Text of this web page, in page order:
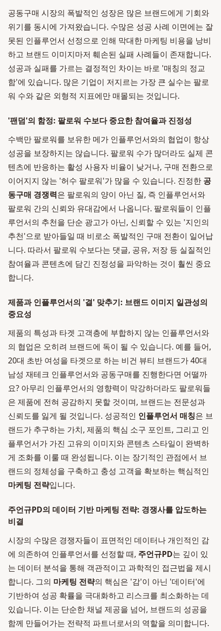
공동구매 시장의 폭발적인 성장은 많은 브랜드에게 기회와
위기를 동시에 가져왔습니다. 수많은 성공 사례 이면에는 잘
못된 인플루언서 선정으로 인해 막대한 마케팅 비용을 낭비
하고 브랜드 이미지마저 훼손된 실패 사례들이 존재합니다.
성공과 실패를 가르는 결정적인 차이는 바로 '매칭의 정교
함'에 있습니다. 많은 기업이 저지르는 가장 큰 실수는 팔로
워 수와 같은 외형적 지표에만 매몰되는 것입니다.
'팬덤'의 함정: 팔로워 수보다 중요한 참여율과 진정성
수백만 팔로워를 보유한 메가 인플루언서와의 협업이 항상
성공을 보장하지는 않습니다. 팔로워 수가 많더라도 실제 콘
텐츠에 반응하는 활성 사용자 비율이 낮거나, 구매 전환으로
이어지지 않는 '허수 팔로워'가 많을 수 있습니다. 진정한 공
동구매 경쟁력은 팔로워의 양이 아닌 질, 즉 인플루언서와
팔로워 간의 신뢰와 유대감에서 나옵니다. 팔로워들이 인플
루언서의 추천을 단순 광고가 아닌, 신뢰할 수 있는 '지인의
추천'으로 받아들일 때 비로소 폭발적인 구매 전환이 일어납
니다. 따라서 팔로워 수보다는 댓글, 공유, 저장 등 실질적인
참여율과 콘텐츠에 담긴 진정성을 파악하는 것이 훨씬 중요
합니다.
제품과 인플루언서의 '결' 맞추기: 브랜드 이미지 일관성의
중요성
제품의 특성과 타겟 고객층에 부합하지 않는 인플루언서와
의 협업은 오히려 브랜드에 독이 될 수 있습니다. 예를 들어,
20대 초반 여성을 타겟으로 하는 비건 뷰티 브랜드가 40대
남성 재테크 인플루언서와 공동구매를 진행한다면 어떨까
요? 아무리 인플루언서의 영향력이 막강하더라도 팔로워들
은 제품에 전혀 공감하지 못할 것이며, 브랜드는 전문성과
신뢰도를 잃게 될 것입니다. 성공적인 인플루언서 매칭은 브
랜드가 추구하는 가치, 제품의 핵심 소구 포인트, 그리고 인
플루언서가 가진 고유의 이미지와 콘텐츠 스타일이 완벽하
게 조화를 이룰 때 완성됩니다. 이는 장기적인 관점에서 브
랜드의 정체성을 구축하고 충성 고객을 확보하는 핵심적인
마케팅 전략입니다.
주언규PD의 데이터 기반 마케팅 전략: 경쟁사를 압도하는
비결
시장의 수많은 경쟁자들이 표면적인 데이터나 개인적인 감
에 의존하여 인플루언서를 선정할 때, 주언규PD는 깊이 있
는 데이터 분석을 통해 객관적이고 과학적인 접근법을 제시
합니다. 그의 마케팅 전략의 핵심은 '감'이 아닌 '데이터'에
기반하여 성공 확률을 극대화하고 리스크를 최소화하는 데
있습니다. 이는 단순한 채널 제공을 넘어, 브랜드의 성공을
함께 만들어가는 전략적 파트너로서의 역할을 의미합니다.